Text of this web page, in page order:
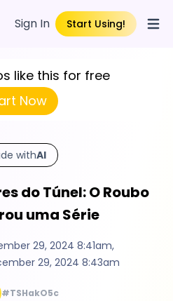
Sign In Start Using!
like this for free
Now
withAI
do Túnel: O Roubo
uma Série
29, 2024 8:41am,
29, 2024 8:43am
#TSHakO5c